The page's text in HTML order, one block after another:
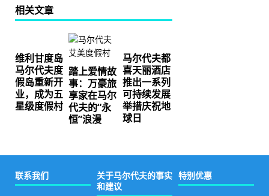
相关文章
维利甘度岛
马尔代夫度
假岛重新开
业，成为五
星级度假村
踏上爱情故
事：万豪旅
享家在马尔
代夫的“永
恒”浪漫
马尔代夫都
喜天丽酒店
推出一系列
可持续发展
举措庆祝地
球日
联系我们
关于马尔代夫的事实
和建议
特别优惠